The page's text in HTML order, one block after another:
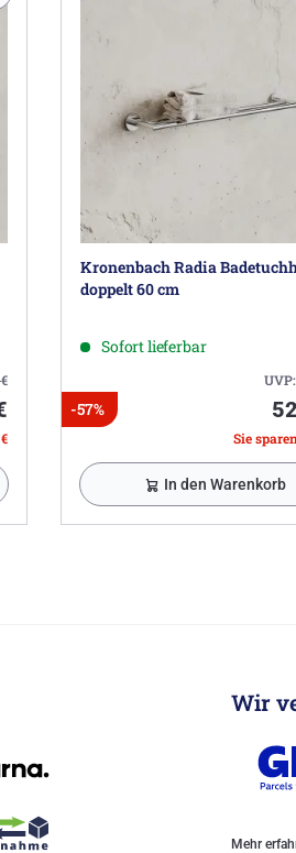
€
Kronenbach Radia
doppelt 60 cm
Sofort lieferbar
UVP:
-57%
Sie
In den Warenkorb
Wir
Mehr